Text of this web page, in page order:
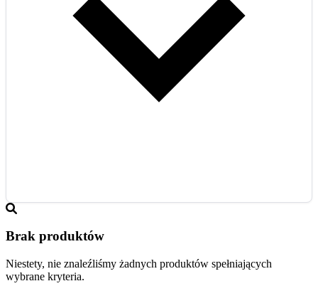
Brak produktów
Niestety, nie znaleźliśmy żadnych produktów spełniających
wybrane kryteria.